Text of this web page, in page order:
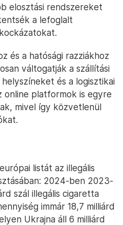
elosztási rendszereket
a lefoglalt
és a hatósági razziákhoz
váltogatják a szállítási
és a logisztikai
online platformok is egyre
mivel így közvetlenül
listát az illegális
2024-ben 2023-
szál illegális cigaretta
immár 18,7 milliárd
Ukrajna áll 6 milliárd